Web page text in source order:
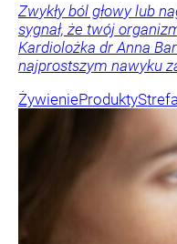
Zwykły ból głowy lub
sygnał, że twój
Kardiolożka dr Anna
najprostszym nawyku
ŻywienieProdukty